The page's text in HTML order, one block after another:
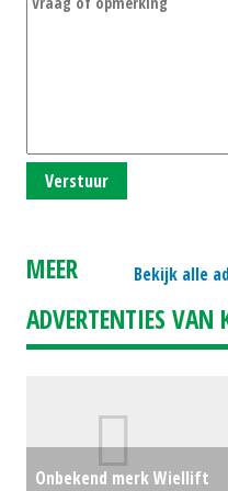
Verstuur
Bekijk alle
MEER
ADVERTENTIES VAN
Onbekend merk Wiellift